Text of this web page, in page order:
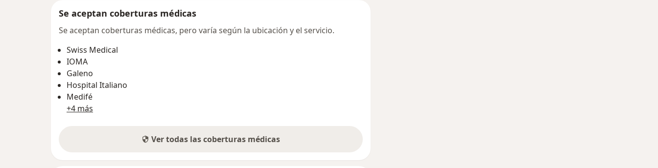
Se aceptan coberturas médicas
Se aceptan coberturas médicas, pero varía según la ubicación y el servicio.
Swiss Medical
IOMA
Galeno
Hospital Italiano
Medifé
+4 más
Ver todas las coberturas médicas